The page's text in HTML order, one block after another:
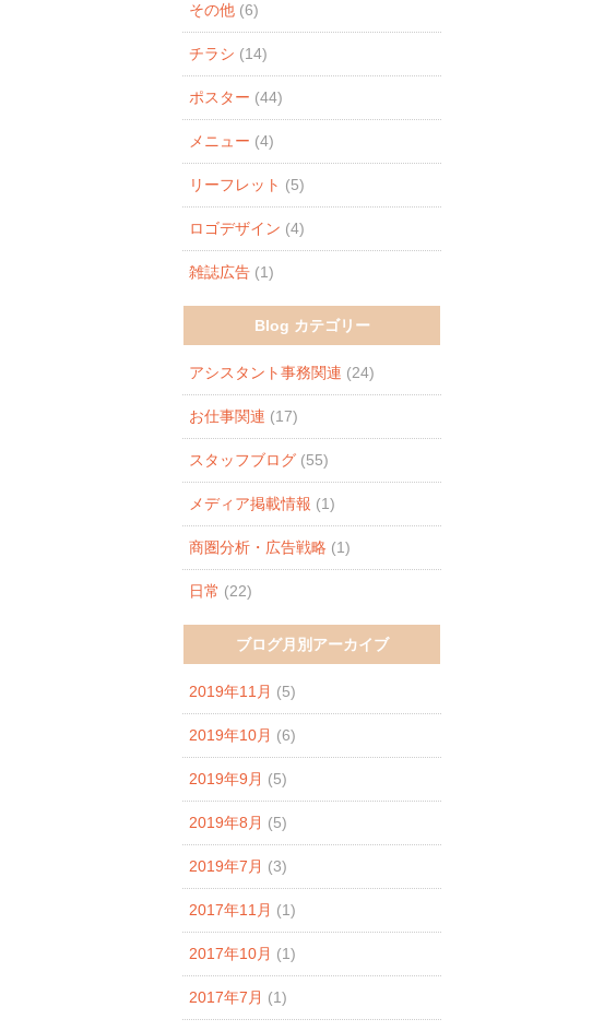
その他 (6)
チラシ (14)
ポスター (44)
メニュー (4)
リーフレット (5)
ロゴデザイン (4)
雑誌広告 (1)
Blog カテゴリー
アシスタント事務関連 (24)
お仕事関連 (17)
スタッフブログ (55)
メディア掲載情報 (1)
商圏分析・広告戦略 (1)
日常 (22)
ブログ月別アーカイブ
2019年11月 (5)
2019年10月 (6)
2019年9月 (5)
2019年8月 (5)
2019年7月 (3)
2017年11月 (1)
2017年10月 (1)
2017年7月 (1)